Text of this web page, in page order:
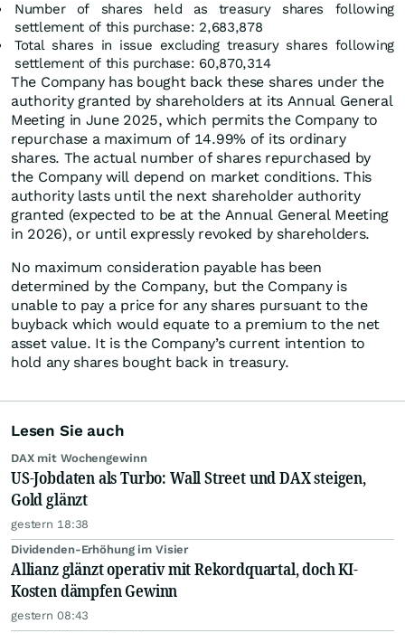
Number of shares held as treasury shares following
settlement of this purchase: 2,683,878
Total shares in issue excluding treasury shares following
settlement of this purchase: 60,870,314
The Company has bought back these shares under the
authority granted by shareholders at its Annual General
Meeting in June 2025, which permits the Company to
repurchase a maximum of 14.99% of its ordinary
shares. The actual number of shares repurchased by
the Company will depend on market conditions. This
authority lasts until the next shareholder authority
granted (expected to be at the Annual General Meeting
in 2026), or until expressly revoked by shareholders.
No maximum consideration payable has been
determined by the Company, but the Company is
unable to pay a price for any shares pursuant to the
buyback which would equate to a premium to the net
asset value. It is the Company’s current intention to
hold any shares bought back in treasury.
Lesen Sie auch
DAX mit Wochengewinn
US-Jobdaten als Turbo: Wall Street und DAX steigen,
Gold glänzt
gestern 18:38
Dividenden-Erhöhung im Visier
Allianz glänzt operativ mit Rekordquartal, doch KI-
Kosten dämpfen Gewinn
gestern 08:43